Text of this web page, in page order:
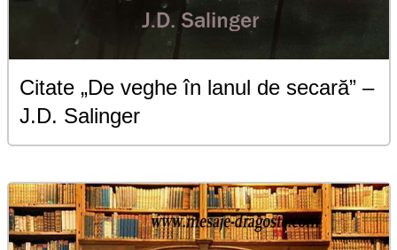
Citate „De veghe în lanul de secară” –
J.D. Salinger